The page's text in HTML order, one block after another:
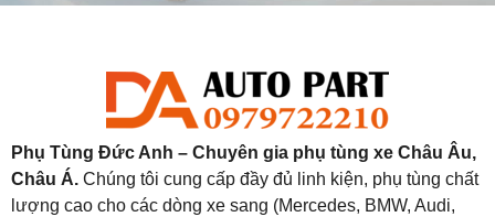
Phụ Tùng Đức Anh – Chuyên gia phụ tùng xe Châu Âu,
Châu Á. Chúng tôi cung cấp đầy đủ linh kiện, phụ tùng chất
lượng cao cho các dòng xe sang (Mercedes, BMW, Audi,